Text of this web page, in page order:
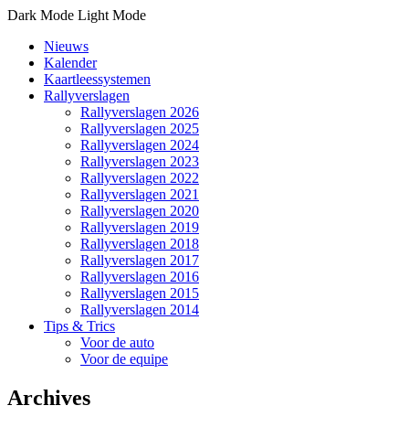
Dark Mode Light Mode
Nieuws
Kalender
Kaartleessystemen
Rallyverslagen
Rallyverslagen 2026
Rallyverslagen 2025
Rallyverslagen 2024
Rallyverslagen 2023
Rallyverslagen 2022
Rallyverslagen 2021
Rallyverslagen 2020
Rallyverslagen 2019
Rallyverslagen 2018
Rallyverslagen 2017
Rallyverslagen 2016
Rallyverslagen 2015
Rallyverslagen 2014
Tips & Trics
Voor de auto
Voor de equipe
Archives